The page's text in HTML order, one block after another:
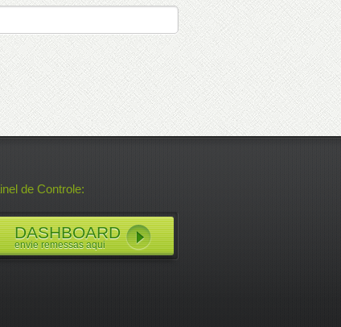
de Controle:
DASHBOARD
envie remessas aqui